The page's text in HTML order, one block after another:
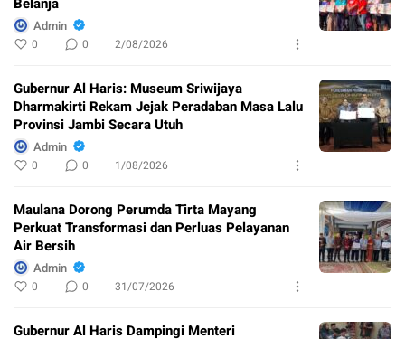
Admin
0 0 2/08/2026
Gubernur Al Haris: Museum Sriwijaya
Dharmakirti Rekam Jejak Peradaban Masa Lalu
Provinsi Jambi Secara Utuh
Admin
0 0 1/08/2026
Maulana Dorong Perumda Tirta Mayang
Perkuat Transformasi dan Perluas Pelayanan
Air Bersih
Admin
0 0 31/07/2026
Gubernur Al Haris Dampingi Menteri